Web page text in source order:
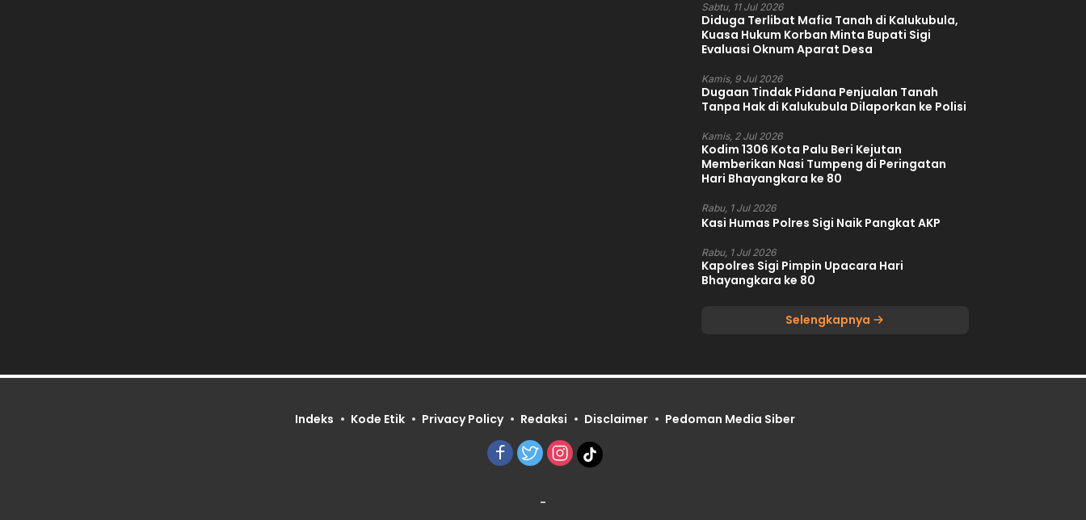
Sabtu, 11 Jul 2026
Diduga Terlibat Mafia Tanah di Kalukubula,
Kuasa Hukum Korban Minta Bupati Sigi
Evaluasi Oknum Aparat Desa
Kamis, 9 Jul 2026
Dugaan Tindak Pidana Penjualan Tanah
Tanpa Hak di Kalukubula Dilaporkan ke Polisi
Kamis, 2 Jul 2026
Kodim 1306 Kota Palu Beri Kejutan
Memberikan Nasi Tumpeng di Peringatan
Hari Bhayangkara ke 80
Rabu, 1 Jul 2026
Kasi Humas Polres Sigi Naik Pangkat AKP
Rabu, 1 Jul 2026
Kapolres Sigi Pimpin Upacara Hari
Bhayangkara ke 80
Selengkapnya
Indeks Kode Etik Privacy Policy Redaksi Disclaimer Pedoman Media Siber
-